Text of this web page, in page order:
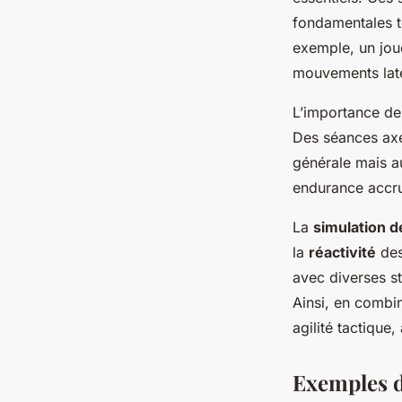
fondamentales
exemple, un
mouvements
L’importance de
Des séances
générale mais
endurance
La simulation
la réactivité
avec diverses
Ainsi, en
agilité tactique,
Exemples